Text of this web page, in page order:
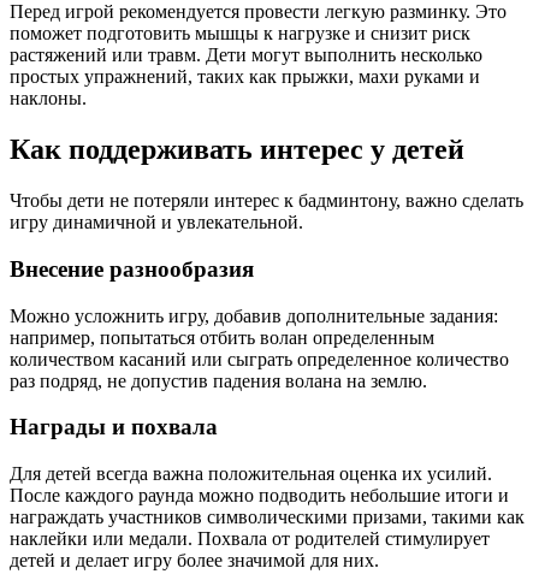
Перед игрой рекомендуется провести легкую разминку. Это
поможет подготовить мышцы к нагрузке и снизит риск
растяжений или травм. Дети могут выполнить несколько
простых упражнений, таких как прыжки, махи руками и
наклоны.
Как поддерживать интерес у детей
Чтобы дети не потеряли интерес к бадминтону, важно сделать
игру динамичной и увлекательной.
Внесение разнообразия
Можно усложнить игру, добавив дополнительные задания:
например, попытаться отбить волан определенным
количеством касаний или сыграть определенное количество
раз подряд, не допустив падения волана на землю.
Награды и похвала
Для детей всегда важна положительная оценка их усилий.
После каждого раунда можно подводить небольшие итоги и
награждать участников символическими призами, такими как
наклейки или медали. Похвала от родителей стимулирует
детей и делает игру более значимой для них.